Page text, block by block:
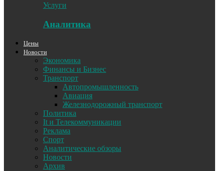
Услуги
Аналитика
Цены
Новости
Экономика
Финансы и Бизнес
Транспорт
Автопромышленность
Авиация
Железнодорожный транспорт
Политика
It и Телекоммуникации
Реклама
Спорт
Аналитические обзоры
Новости
Архив